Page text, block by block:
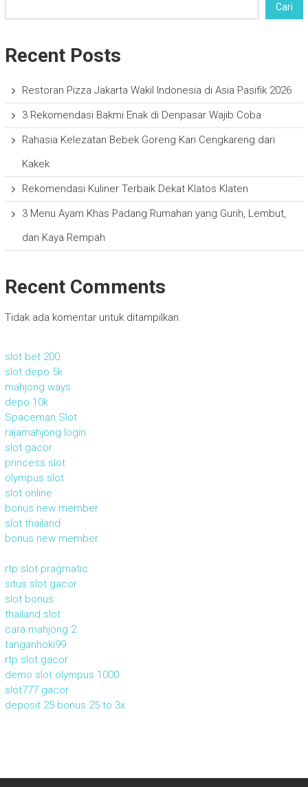
Cari
Recent Posts
Restoran Pizza Jakarta Wakil Indonesia di Asia Pasifik 2026
3 Rekomendasi Bakmi Enak di Denpasar Wajib Coba
Rahasia Kelezatan Bebek Goreng Kari Cengkareng dari
Kakek
Rekomendasi Kuliner Terbaik Dekat Klatos Klaten
3 Menu Ayam Khas Padang Rumahan yang Gurih, Lembut,
dan Kaya Rempah
Recent Comments
Tidak ada komentar untuk ditampilkan.
slot bet 200
slot depo 5k
mahjong ways
depo 10k
Spaceman Slot
rajamahjong login
slot gacor
princess slot
olympus slot
slot online
bonus new member
slot thailand
bonus new member
rtp slot pragmatic
situs slot gacor
slot bonus
thailand slot
cara mahjong 2
tanganhoki99
rtp slot gacor
demo slot olympus 1000
slot777 gacor
deposit 25 bonus 25 to 3x